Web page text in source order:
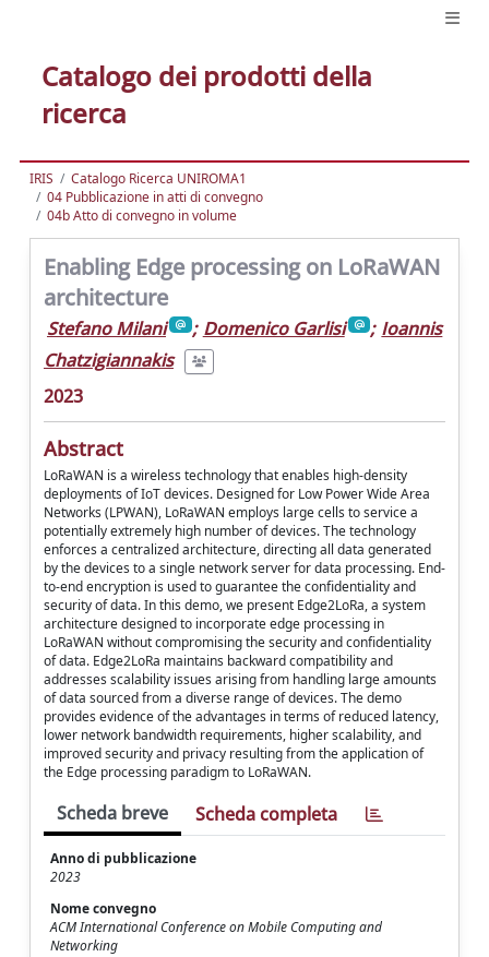
Catalogo dei prodotti della
ricerca
IRIS
Catalogo Ricerca UNIROMA1
04 Pubblicazione in atti di convegno
04b Atto di convegno in volume
Enabling Edge processing on LoRaWAN
architecture
Stefano Milani ; Domenico Garlisi ; Ioannis
Chatzigiannakis
2023
Abstract
LoRaWAN is a wireless technology that enables high-density
deployments of IoT devices. Designed for Low Power Wide Area
Networks (LPWAN), LoRaWAN employs large cells to service a
potentially extremely high number of devices. The technology
enforces a centralized architecture, directing all data generated
by the devices to a single network server for data processing. End-
to-end encryption is used to guarantee the confidentiality and
security of data. In this demo, we present Edge2LoRa, a system
architecture designed to incorporate edge processing in
LoRaWAN without compromising the security and confidentiality
of data. Edge2LoRa maintains backward compatibility and
addresses scalability issues arising from handling large amounts
of data sourced from a diverse range of devices. The demo
provides evidence of the advantages in terms of reduced latency,
lower network bandwidth requirements, higher scalability, and
improved security and privacy resulting from the application of
the Edge processing paradigm to LoRaWAN.
Scheda breve Scheda completa
Anno di pubblicazione
2023
Nome convegno
ACM International Conference on Mobile Computing and
Networking